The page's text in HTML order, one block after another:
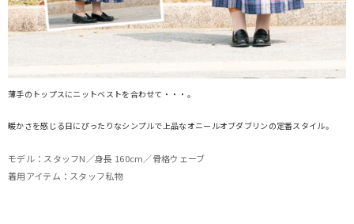
薄手のトップスにニットベストを合わせて・・・。
暖かさを感じる日にぴったりなシンプルで上品なオニールオブダブリンの定番スタイル。
モデル：スタッフN／身長 160cm／骨格ウェーブ
着用アイテム：スタッフ私物